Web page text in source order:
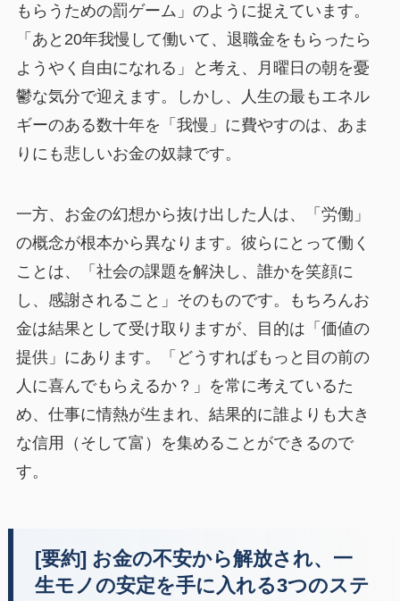
もらうための罰ゲーム」のように捉えています。
「あと20年我慢して働いて、退職金をもらったら
ようやく自由になれる」と考え、月曜日の朝を憂
鬱な気分で迎えます。しかし、人生の最もエネル
ギーのある数十年を「我慢」に費やすのは、あま
りにも悲しいお金の奴隷です。
一方、お金の幻想から抜け出した人は、「労働」
の概念が根本から異なります。彼らにとって働く
ことは、「社会の課題を解決し、誰かを笑顔に
し、感謝されること」そのものです。もちろんお
金は結果として受け取りますが、目的は「価値の
提供」にあります。「どうすればもっと目の前の
人に喜んでもらえるか？」を常に考えているた
め、仕事に情熱が生まれ、結果的に誰よりも大き
な信用（そして富）を集めることができるので
す。
[要約] お金の不安から解放され、一
生モノの安定を手に入れる3つのステ